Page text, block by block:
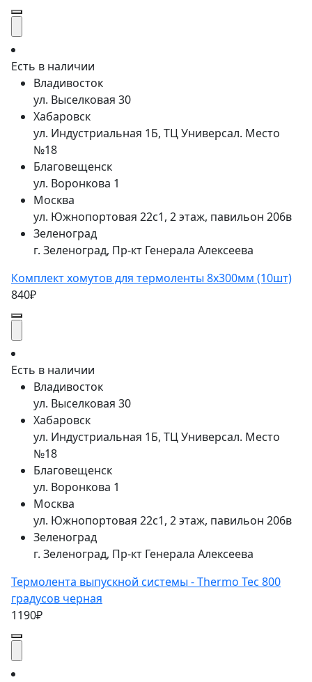
Есть в наличии
Владивосток
ул. Выселковая 30
Хабаровск
ул. Индустриальная 1Б, ТЦ Универсал. Место
№18
Благовещенск
ул. Воронкова 1
Москва
ул. Южнопортовая 22с1, 2 этаж, павильон 206в
Зеленоград
г. Зеленоград, Пр-кт Генерала Алексеева
Комплект хомутов для термоленты 8х300мм (10шт)
840₽
Есть в наличии
Владивосток
ул. Выселковая 30
Хабаровск
ул. Индустриальная 1Б, ТЦ Универсал. Место
№18
Благовещенск
ул. Воронкова 1
Москва
ул. Южнопортовая 22с1, 2 этаж, павильон 206в
Зеленоград
г. Зеленоград, Пр-кт Генерала Алексеева
Термолента выпускной системы - Thermo Tec 800
градусов черная
1190₽